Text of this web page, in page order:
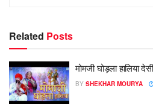
Related Posts
मोमजी घोड़ला हालिया
BY SHEKHAR MOURYA